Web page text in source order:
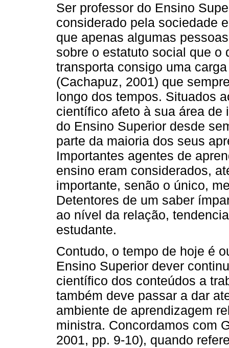
Ser professor do Ensino
considerado pela sociedade
que apenas algumas
sobre o estatuto social que
transporta consigo uma
(Cachapuz, 2001) que
longo dos tempos. Situados
científico afeto à sua área
do Ensino Superior desde
parte da maioria dos seus
Importantes agentes de
ensino eram considerados,
importante, senão o único,
Detentores de um saber
ao nível da relação,
estudante.
Contudo, o tempo de hoje é
Ensino Superior dever
científico dos conteúdos a
também deve passar a dar
ambiente de aprendizagem
ministra. Concordamos com
2001, pp. 9-10), quando